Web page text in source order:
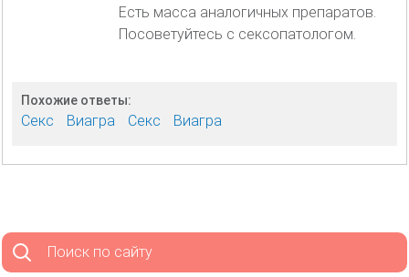
Есть масса аналогичных препаратов.
Посоветуйтесь с сексопатологом.
Похожие ответы:
Секс Виагра Секс Виагра
Поиск по сайту